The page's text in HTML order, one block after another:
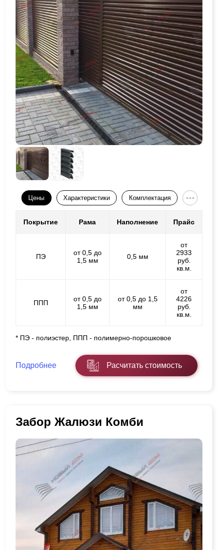
Цены Характеристики Комплектация
Покрытие Рама Наполнение Прайс
ПЭ
от 0,5 до
1,5 мм
0,5 мм
от
2933
руб.
кв.м.
ППП
от 0,5 до
1,5 мм
от 0,5 до 1,5
мм
от
4226
руб.
кв.м.
* ПЭ - полиэстер, ППП - полимерно-порошковое
Подробнее Расчитать стоимость
Забор Жалюзи Комби